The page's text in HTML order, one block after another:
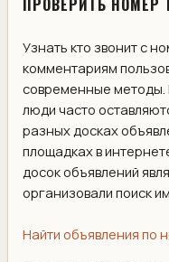
ПРОВЕРИТЬ НОМЕР
Узнать кто звонит с
комментариям
современные методы.
люди часто
разных досках
площадках в
досок объявлений
организовали поиск
Найти объявления по